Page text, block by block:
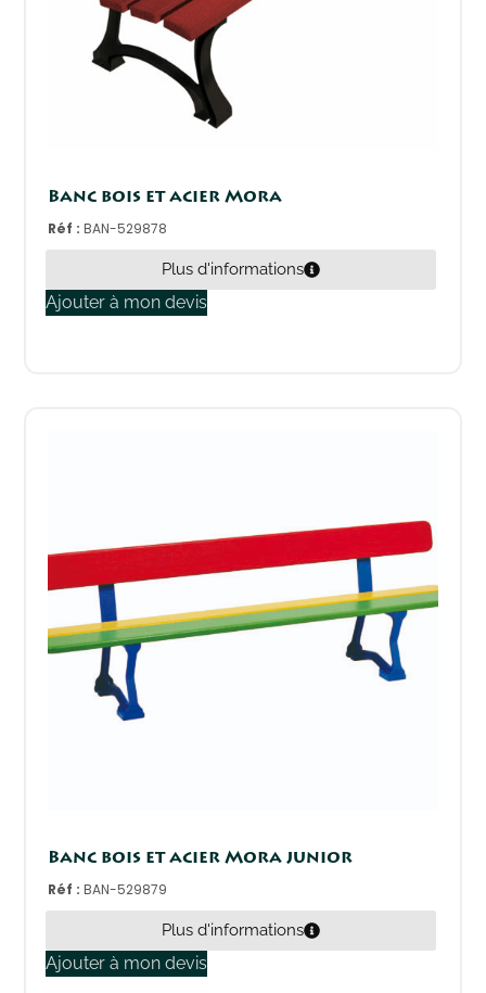
Banc bois et acier Mora
Réf :BAN-529878
Plus d'informations
Ajouter à mon devis
Banc bois et acier Mora junior
Réf :BAN-529879
Plus d'informations
Ajouter à mon devis